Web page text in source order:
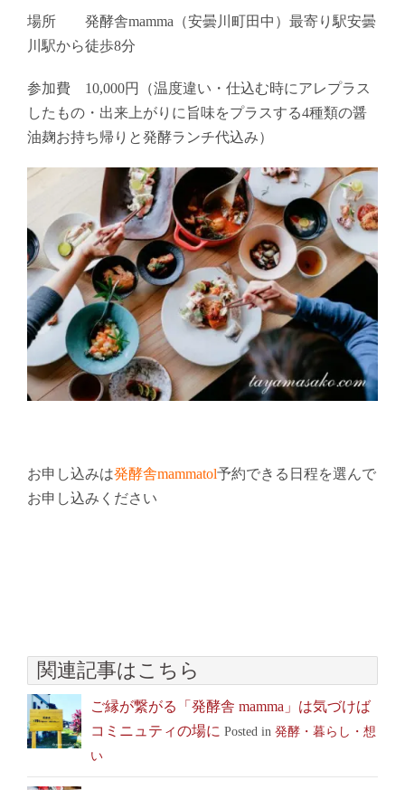
場所 発酵舎mamma（安曇川町田中）最寄り駅安曇
川駅から徒歩8分
参加費 10,000円（温度違い・仕込む時にアレプラス
したもの・出来上がりに旨味をプラスする4種類の醤
油麹お持ち帰りと発酵ランチ代込み）
お申し込みは発酵舎mammatol予約できる日程を選んで
お申し込みください
関連記事はこちら
ご縁が繋がる「発酵舎 mamma」は気づけば
コミニュティの場に Posted in 発酵・暮らし・想
い